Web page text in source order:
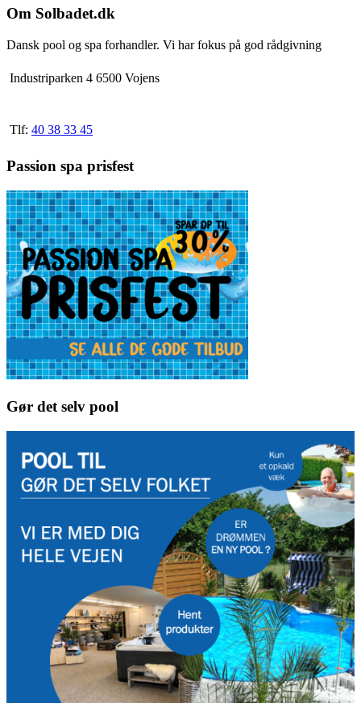
Mulighederne
kan
vælges
på
Om Solbadet.dk
Dansk pool og spa forhandler. Vi har fokus på god rådgivning
Industriparken 4 6500 Vojens
Tlf: 40 38 33 45
Passion spa prisfest
Gør det selv pool